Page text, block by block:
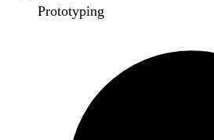
Prototyping